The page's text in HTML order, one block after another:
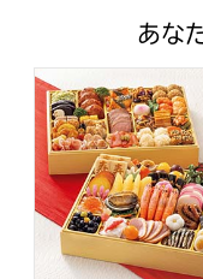
あな
トップバリュ 和洋